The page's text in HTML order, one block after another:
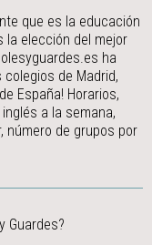
que es la educación
la elección del mejor
ha
de Madrid,
España! Horarios,
a la semana,
número de grupos por
Guardes?